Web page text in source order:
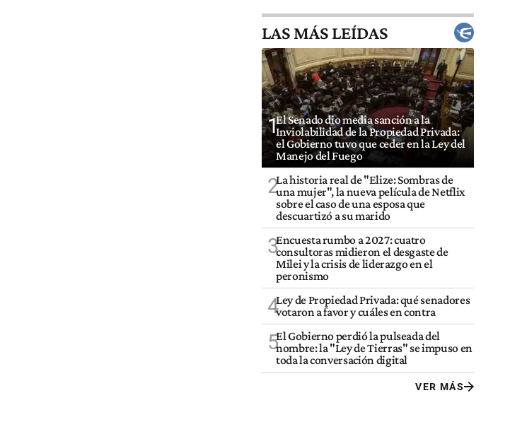
LAS MÁS LEÍDAS
1El Senado dio media sanción a la
Inviolabilidad de la Propiedad Privada:
el Gobierno tuvo que ceder en la Ley del
Manejo del Fuego
2La historia real de "Elize: Sombras de
una mujer", la nueva película de Netflix
sobre el caso de una esposa que
descuartizó a su marido
3Encuesta rumbo a 2027: cuatro
consultoras midieron el desgaste de
Milei y la crisis de liderazgo en el
peronismo
4Ley de Propiedad Privada: qué senadores
votaron a favor y cuáles en contra
5El Gobierno perdió la pulseada del
nombre: la "Ley de Tierras" se impuso en
toda la conversación digital
VER MÁS